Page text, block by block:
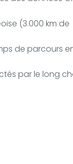
(3.000 km de
de parcours
par le long